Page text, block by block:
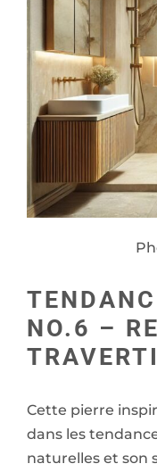
NO.6 –
Cette pierre
dans les
naturelles et son